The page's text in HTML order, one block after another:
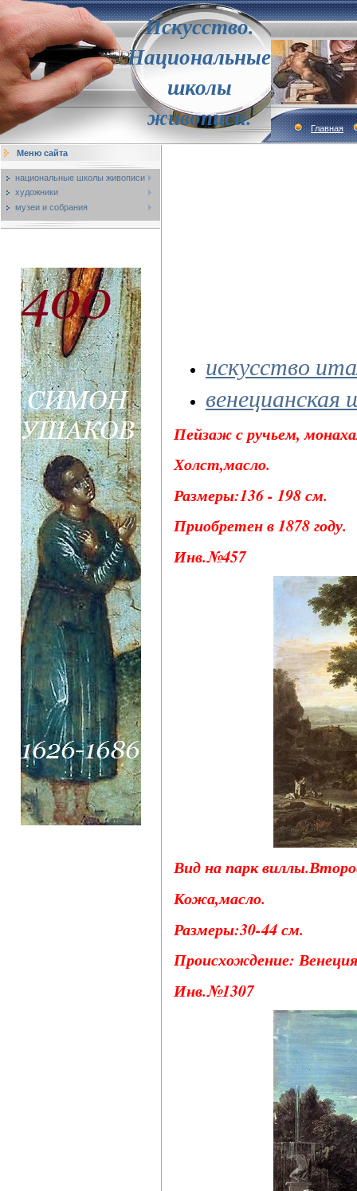
Искусство.
Национальные
школы
живописи.
Главная
Меню сайта
национальные школы живописи
художники
музеи и собрания
искусство
венецианская
Пейзаж с ручьем,
Холст,масло.
Размеры:136 - 198 см.
Приобретен в 1878 году.
Инв.№457
Вид на парк
Кожа,масло.
Размеры:30-44 см.
Происхождение:
Инв.№1307